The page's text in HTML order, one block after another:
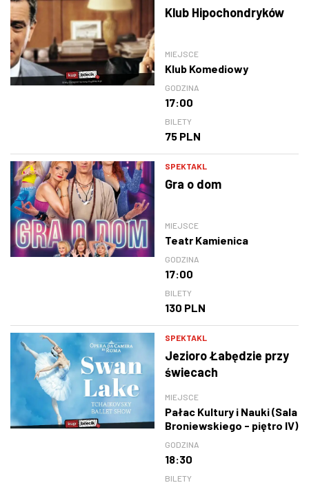
Klub Hipochondryków
MIEJSCE
Klub Komediowy
GODZINA
17:00
BILETY
75 PLN
SPEKTAKL
Gra o dom
MIEJSCE
Teatr Kamienica
GODZINA
17:00
BILETY
130 PLN
SPEKTAKL
Jezioro Łabędzie przy
świecach
MIEJSCE
Pałac Kultury i Nauki (Sala
Broniewskiego - piętro IV)
GODZINA
18:30
BILETY